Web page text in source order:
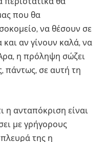
που θα
να θέσουν σε
αν γίνουν καλά, να
η πρόληψη σώζει
πάντως, σε αυτή τη
η ανταπόκριση είναι
με γρήγορους
της η